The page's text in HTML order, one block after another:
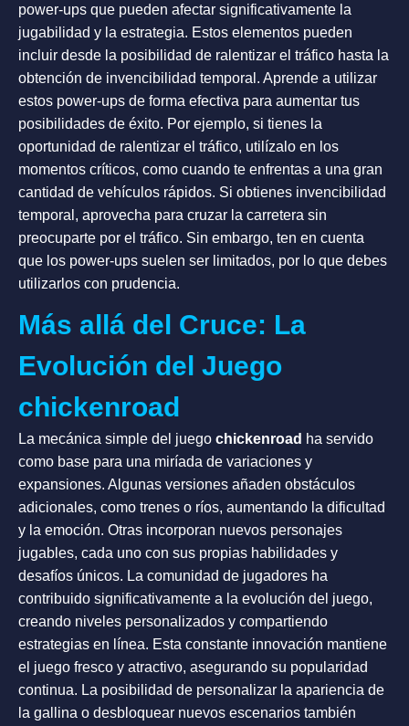
power-ups que pueden afectar significativamente la
jugabilidad y la estrategia. Estos elementos pueden
incluir desde la posibilidad de ralentizar el tráfico hasta la
obtención de invencibilidad temporal. Aprende a utilizar
estos power-ups de forma efectiva para aumentar tus
posibilidades de éxito. Por ejemplo, si tienes la
oportunidad de ralentizar el tráfico, utilízalo en los
momentos críticos, como cuando te enfrentas a una gran
cantidad de vehículos rápidos. Si obtienes invencibilidad
temporal, aprovecha para cruzar la carretera sin
preocuparte por el tráfico. Sin embargo, ten en cuenta
que los power-ups suelen ser limitados, por lo que debes
utilizarlos con prudencia.
Más allá del Cruce: La
Evolución del Juego
chickenroad
La mecánica simple del juego chickenroad ha servido
como base para una miríada de variaciones y
expansiones. Algunas versiones añaden obstáculos
adicionales, como trenes o ríos, aumentando la dificultad
y la emoción. Otras incorporan nuevos personajes
jugables, cada uno con sus propias habilidades y
desafíos únicos. La comunidad de jugadores ha
contribuido significativamente a la evolución del juego,
creando niveles personalizados y compartiendo
estrategias en línea. Esta constante innovación mantiene
el juego fresco y atractivo, asegurando su popularidad
continua. La posibilidad de personalizar la apariencia de
la gallina o desbloquear nuevos escenarios también